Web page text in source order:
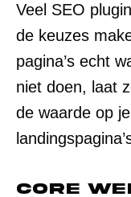
Veel SEO
de keuzes
pagina’s echt
niet doen, laat
de waarde op
Core